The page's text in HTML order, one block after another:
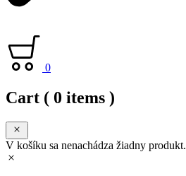
0
Cart ( 0 items )
V košíku sa nenachádza žiadny produkt.